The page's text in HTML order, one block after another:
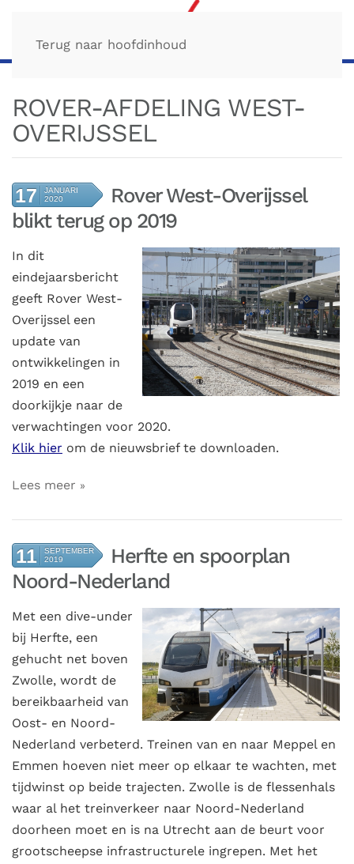
Terug naar hoofdinhoud
ROVER-AFDELING WEST-
OVERIJSSEL
17
JANUARI
2020
Rover West-Overijssel
blikt terug op 2019
In dit
eindejaarsbericht
geeft Rover West-
Overijssel een
update van
ontwikkelingen in
2019 en een
doorkijkje naar de
verwachtingen voor 2020.
Klik hier om de nieuwsbrief te downloaden.
Lees meer
11
SEPTEMBER
2019
Herfte en spoorplan
Noord-Nederland
Met een dive-under
bij Herfte, een
gehucht net boven
Zwolle, wordt de
bereikbaarheid van
Oost- en Noord-
Nederland verbeterd. Treinen van en naar Meppel en
Emmen hoeven niet meer op elkaar te wachten, met
tijdwinst op beide trajecten. Zwolle is de flessenhals
waar al het treinverkeer naar Noord-Nederland
doorheen moet en is na Utrecht aan de beurt voor
grootscheepse infrastructurele ingrepen. Met het